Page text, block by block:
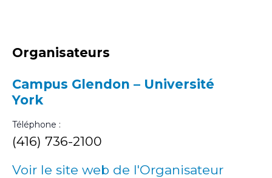
Organisateurs
Campus Glendon – Université
York
Téléphone :
(416) 736-2100
Voir le site web de l'Organisateur